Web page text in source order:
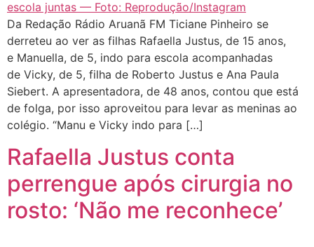
Da Redação Rádio Aruanã FM Ticiane Pinheiro se
derreteu ao ver as filhas Rafaella Justus, de 15 anos,
e Manuella, de 5, indo para escola acompanhadas
de Vicky, de 5, filha de Roberto Justus e Ana Paula
Siebert. A apresentadora, de 48 anos, contou que está
de folga, por isso aproveitou para levar as meninas ao
colégio. “Manu e Vicky indo para […]
Rafaella Justus conta
perrengue após cirurgia no
rosto: ‘Não me reconhece’